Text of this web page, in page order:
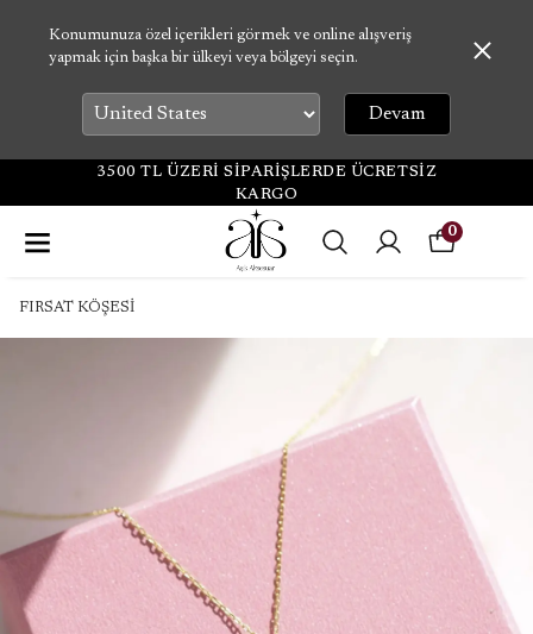
Konumunuza özel içerikleri görmek ve online alışveriş
yapmak için başka bir ülkeyi veya bölgeyi seçin.
Devam
3500 TL ÜZERİ SİPARİŞLERDE ÜCRETSİZ
KARGO
0
FIRSAT KÖŞESİ